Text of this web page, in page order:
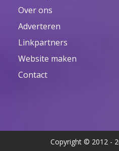
Over ons
Adverteren
Linkpartners
Website maken
Contact
Copyright © 2012 -